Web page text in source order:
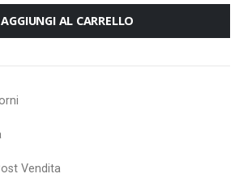
AGGIUNGI AL CARRELLO
Vendita